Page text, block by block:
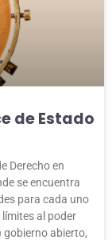
de Estado
Derecho en
se encuentra
para cada uno
al poder
gobierno abierto,